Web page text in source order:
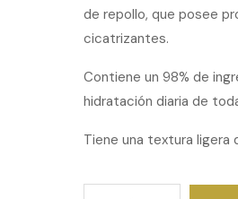
de repollo, que posee
cicatrizantes.
Contiene un 98% de
hidratación diaria de
Tiene una textura ligera